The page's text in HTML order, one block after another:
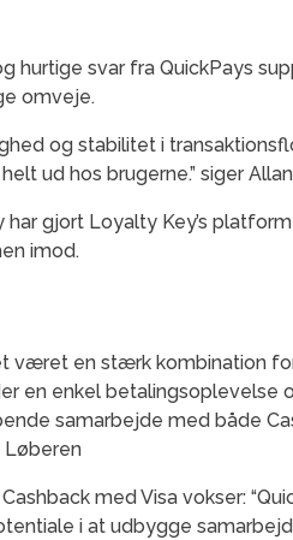
hurtige svar fra QuickPays
omveje.
og stabilitet i
ud hos brugerne.” siger
gjort Loyalty Key’s
imod.
været en stærk kombination
en enkel betalingsoplevelse
samarbejde med både
Løberen
med Visa vokser:
i at udbygge